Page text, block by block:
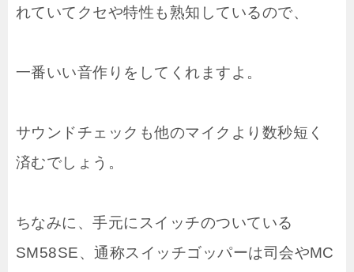
れていてクセや特性も熟知しているので、
一番いい音作りをしてくれますよ。
サウンドチェックも他のマイクより数秒短く
済むでしょう。
ちなみに、手元にスイッチのついている
SM58SE、通称スイッチゴッパーは司会やMC